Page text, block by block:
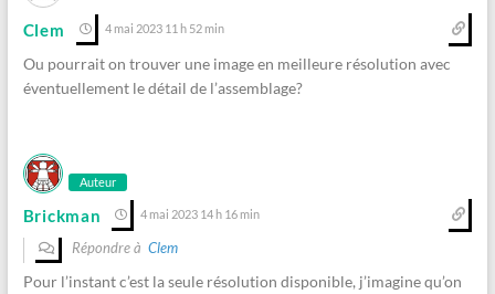
Clem 4 mai 2023 11 h 52 min
Ou pourrait on trouver une image en meilleure résolution avec
éventuellement le détail de l’assemblage?
Auteur
Brickman 4 mai 2023 14 h 16 min
Répondre à Clem
Pour l’instant c’est la seule résolution disponible, j’imagine qu’on